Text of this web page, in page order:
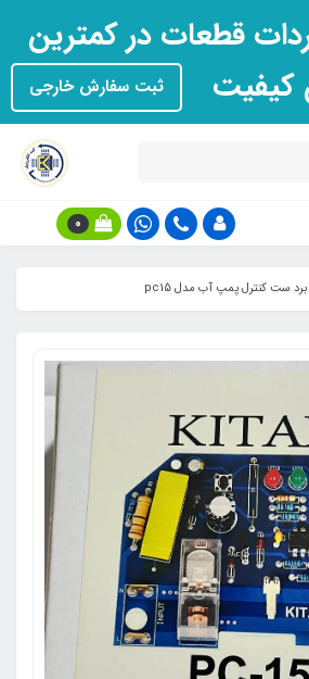
قطعات در کمترین
کیفیت
ثبت سفارش خارجی
0
برد ست کنترل پمپ آب مدل pc15